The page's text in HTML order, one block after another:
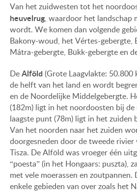
Van het zuidwesten tot het
heuvelrug, waardoor het landschap
wordt. We komen dan volgende
Bakony-woud, het Vértes-gebergte,
Mátra-gebergte, Bükk-gebergte en
DeAlföld (Grote Laagvlakte: 50.800
de helft van het land en wordt
en de Noordelijke Middelgebergte.
(182m) ligt in het noordoosten bij
laagste punt (78m) ligt in het zuiden
Van het noorden naar het zuiden
doorgesneden door de tweede rivier
Tisza. De Alföld was vroeger één
“poesta” (in het Hongaars: puszta),
met vele moerassen en zoutpannen.
enkele gebieden van over zoals het